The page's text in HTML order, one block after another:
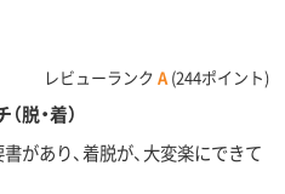
レビューランク A (244ポイント)
脱・着）
があり、着脱が、大変楽にできて